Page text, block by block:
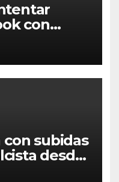
con
subidas
desde